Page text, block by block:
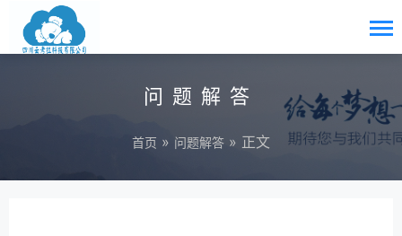
问题解答
首页 » 问题解答 » 正文